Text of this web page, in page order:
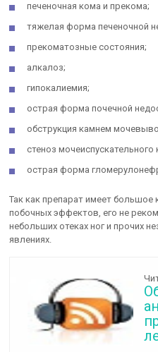
печеночная кома и прекома;
тяжелая форма печеночной
прекоматозные состояния;
алкалоз;
гипокалиемия;
острая форма почечной
обструкция камнем
стеноз мочеиспускательного
острая форма
Так как препарат имеет большое
побочных эффектов, его не
небольших отеках ног и прочих
явлениях.